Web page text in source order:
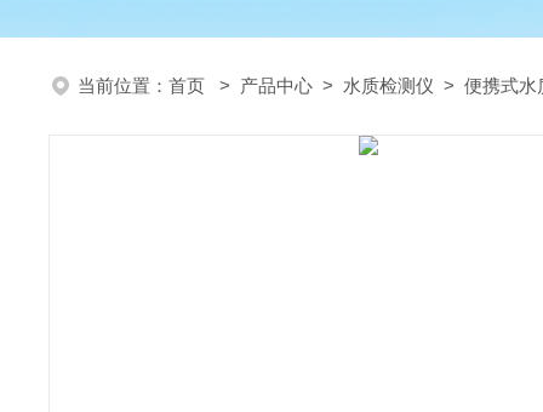
当前位置： 首页 > 产品中心 > 水质检测仪 > 便携式水